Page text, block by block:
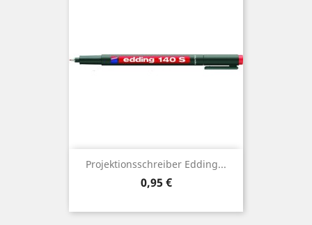
Projektionsschreiber Edding...
Preis
0,95 €